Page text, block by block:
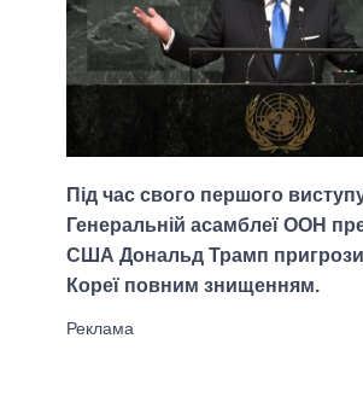
Під час свого першого
Генеральній асамблеї ООН
США Дональд Трамп
Кореї повним знищенням.